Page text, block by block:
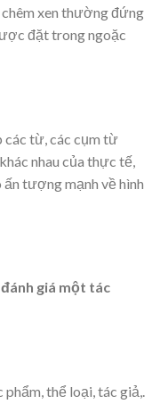
xen thường đứng
đặt trong ngoặc
các từ, các cụm từ
nhau của thực tế,
tượng mạnh về hình
giá một tác
thể loại, tác giả,.